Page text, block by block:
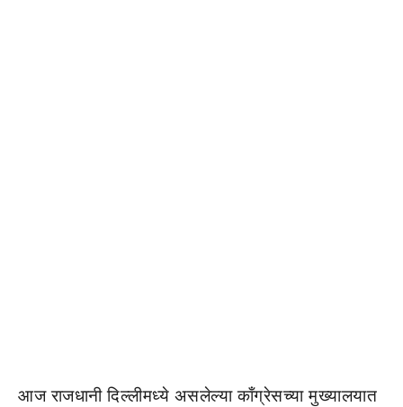
आज राजधानी दिल्लीमध्ये असलेल्या काँग्रेसच्या मुख्यालयात